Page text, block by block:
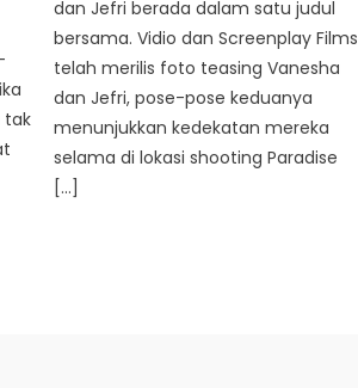
tak
dan Jefri berada dalam satu judul
bersama. Vidio dan Screenplay Films
telah merilis foto teasing Vanesha
dan Jefri, pose-pose keduanya
menunjukkan kedekatan mereka
selama di lokasi shooting Paradise
[…]